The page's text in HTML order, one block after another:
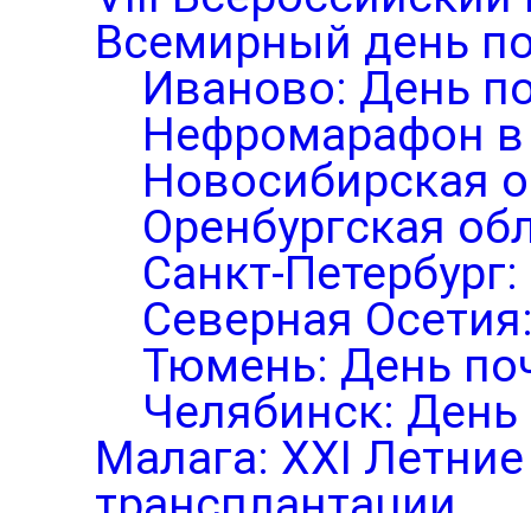
Всемирный день
Иваново: День
Нефромарафон
Новосибирская
Оренбургская
Санкт-
Северная
Тюмень: День
Челябинск: День
Малага: XXI